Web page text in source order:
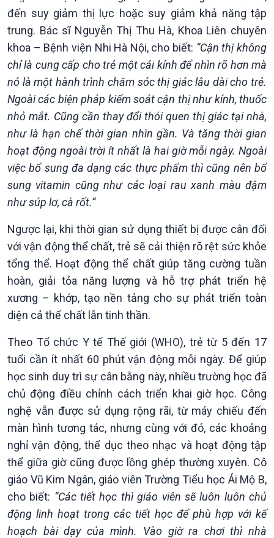
Tin Chính trị
Chính phủ với người dân
Quốc hội với cử tri
Xây dựng đảng
Đảng trong cuộc sống
Nhận diện sự thật
Pháp luật và đời sống
Tin thế giới
Vấn đề quốc tế
Hồ sơ sự kiện quốc tế
Thế giới & Việt Nam
Biên cương - Một dải vững
bền
Kinh tế
Tin Kinh tế
Trước giờ mở cửa
Dòng chảy Kinh tế
Sức sống hàng Việt
Khởi nghiệp
Tuyên chiến với gian lận
thương mại
Nông nghiệp & Biển đảo
Tin Nông nghiệp & Biển
đảo
Mùa vàng
Biển đảo Việt Nam
Tâm tình biên giới và hải
đảo
Tìm hiểu biển, đảo Việt
Nam
đến suy giảm thị lực hoặc suy giảm khả năng tập
trung. Bác sĩ Nguyễn Thị Thu Hà, Khoa Liên chuyên
khoa – Bệnh viện Nhi Hà Nội, cho biết: “Cận thị không
chỉ là cung cấp cho trẻ một cái kính để nhìn rõ hơn mà
nó là một hành trình chăm sóc thị giác lâu dài cho trẻ.
Ngoài các biện pháp kiểm soát cận thị như kính, thuốc
nhỏ mắt. Cũng cần thay đổi thói quen thị giác tại nhà,
như là hạn chế thời gian nhìn gần. Và tăng thời gian
hoạt động ngoài trời ít nhất là hai giờ mỗi ngày. Ngoài
việc bổ sung đa dạng các thực phẩm thì cũng nên bổ
sung vitamin cũng như các loại rau xanh màu đậm
như súp lơ, cà rốt.”
Ngược lại, khi thời gian sử dụng thiết bị được cân đối
với vận động thể chất, trẻ sẽ cải thiện rõ rệt sức khỏe
tổng thể. Hoạt động thể chất giúp tăng cường tuần
hoàn, giải tỏa năng lượng và hỗ trợ phát triển hệ
xương – khớp, tạo nền tảng cho sự phát triển toàn
diện cả thể chất lẫn tinh thần.
Theo Tổ chức Y tế Thế giới (WHO), trẻ từ 5 đến 17
tuổi cần ít nhất 60 phút vận động mỗi ngày. Để giúp
học sinh duy trì sự cân bằng này, nhiều trường học đã
chủ động điều chỉnh cách triển khai giờ học. Công
nghệ vẫn được sử dụng rộng rãi, từ máy chiếu đến
màn hình tương tác, nhưng cùng với đó, các khoảng
nghỉ vận động, thể dục theo nhạc và hoạt động tập
thể giữa giờ cũng được lồng ghép thường xuyên. Cô
giáo Vũ Kim Ngân, giáo viên Trường Tiểu học Ái Mộ B,
cho biết: “Các tiết học thì giáo viên sẽ luôn luôn chủ
động linh hoạt trong các tiết học để phù hợp với kế
hoạch bài dạy của mình. Vào giờ ra chơi thì nhà